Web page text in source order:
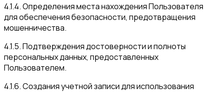
4.1.4. Определения места нахождения Пользователя
для обеспечения безопасности, предотвращения
мошенничества.
4.1.5. Подтверждения достоверности и полноты
персональных данных, предоставленных
Пользователем.
4.1.6. Создания учетной записи для использования